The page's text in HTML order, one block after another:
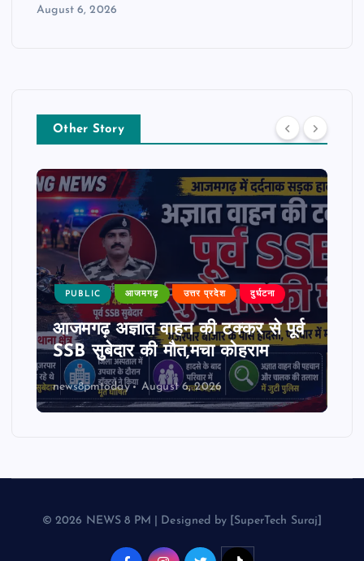
August 6, 2026
Other Story
PUBLIC आजमगढ़ उत्तर प्रदेश दुर्घटना
आजमगढ़ अज्ञात वाहन की टक्कर से पूर्व
SSB सुबेदार की मौत,मचा कोहराम
news8pmtoday August 6, 2026
© 2026 NEWS 8 PM | Designed by [SuperTech Suraj]